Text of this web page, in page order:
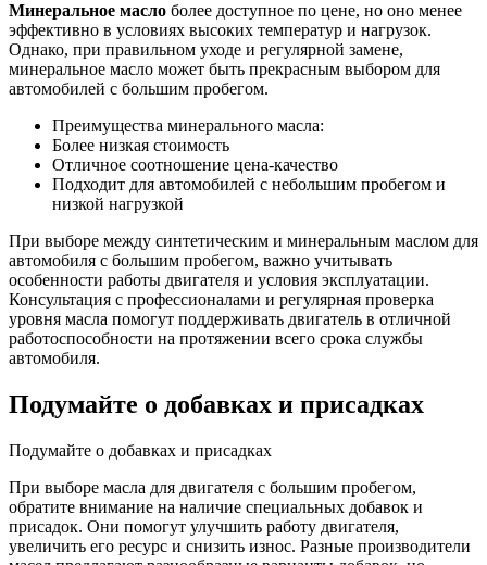
Минеральное масло более доступное по цене, но оно менее
эффективно в условиях высоких температур и нагрузок.
Однако, при правильном уходе и регулярной замене,
минеральное масло может быть прекрасным выбором для
автомобилей с большим пробегом.
Преимущества минерального масла:
Более низкая стоимость
Отличное соотношение цена-качество
Подходит для автомобилей с небольшим пробегом и
низкой нагрузкой
При выборе между синтетическим и минеральным маслом для
автомобиля с большим пробегом, важно учитывать
особенности работы двигателя и условия эксплуатации.
Консультация с профессионалами и регулярная проверка
уровня масла помогут поддерживать двигатель в отличной
работоспособности на протяжении всего срока службы
автомобиля.
Подумайте о добавках и присадках
Подумайте о добавках и присадках
При выборе масла для двигателя с большим пробегом,
обратите внимание на наличие специальных добавок и
присадок. Они помогут улучшить работу двигателя,
увеличить его ресурс и снизить износ. Разные производители